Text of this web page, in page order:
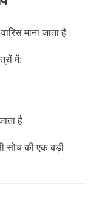
माना जाता है।
में:
है
सोच की एक बड़ी